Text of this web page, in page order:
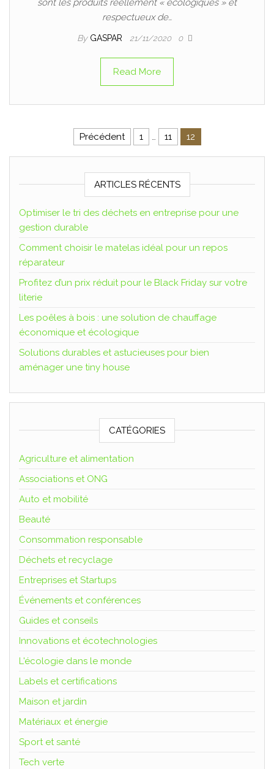
sont les produits réellement « écologiques » et
respectueux de…
By GASPAR 21/11/2020 0
Read More
Précédent 1 … 11 12
ARTICLES RÉCENTS
Optimiser le tri des déchets en entreprise pour une
gestion durable
Comment choisir le matelas idéal pour un repos
réparateur
Profitez d’un prix réduit pour le Black Friday sur votre
literie
Les poêles à bois : une solution de chauffage
économique et écologique
Solutions durables et astucieuses pour bien
aménager une tiny house
CATÉGORIES
Agriculture et alimentation
Associations et ONG
Auto et mobilité
Beauté
Consommation responsable
Déchets et recyclage
Entreprises et Startups
Événements et conférences
Guides et conseils
Innovations et écotechnologies
L'écologie dans le monde
Labels et certifications
Maison et jardin
Matériaux et énergie
Sport et santé
Tech verte